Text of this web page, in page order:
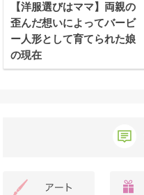
【洋服選びはママ】両親の
歪んだ想いによってバービ
ー人形として育てられた娘
の現在